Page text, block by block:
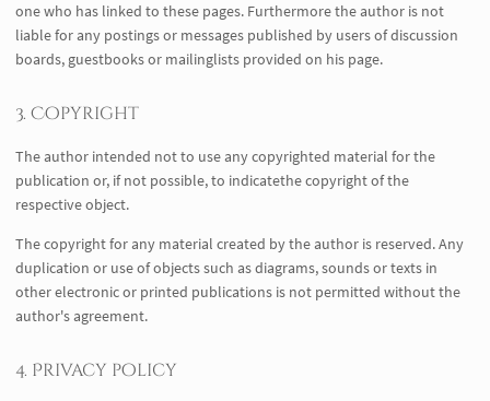
one who has linked to these pages. Furthermore the author is not
liable for any postings or messages published by users of discussion
boards, guestbooks or mailinglists provided on his page.
3. Copyright
The author intended not to use any copyrighted material for the
publication or, if not possible, to indicatethe copyright of the
respective object.
The copyright for any material created by the author is reserved. Any
duplication or use of objects such as diagrams, sounds or texts in
other electronic or printed publications is not permitted without the
author's agreement.
4. Privacy policy